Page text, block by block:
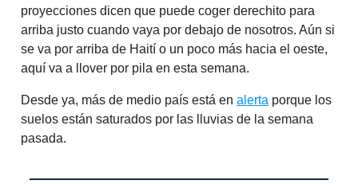
proyecciones dicen que puede coger derechito para
arriba justo cuando vaya por debajo de nosotros. Aún si
se va por arriba de Haití o un poco más hacia el oeste,
aquí va a llover por pila en esta semana.
Desde ya, más de medio país está en alerta porque los
suelos están saturados por las lluvias de la semana
pasada.